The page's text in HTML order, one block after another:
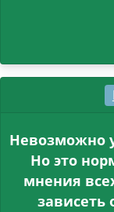
Невозможно
Но это
мнения
зависеть